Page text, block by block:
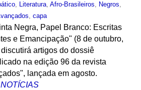
, Literatura, Afro-Brasileiros, Negros,
, capa
Negra, Papel Branco: Escritas
e Emancipação" (8 de outubro,
artigos do dossiê
na edição 96 da revista
lançada em agosto.
NOTÍCIAS